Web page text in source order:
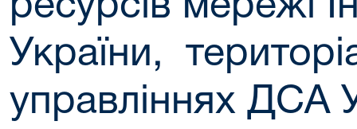
України,
управліннях ДСА